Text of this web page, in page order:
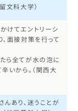
文科大学）
けてエントリーシ
、面接対策を行って
ら全てが水の泡に
いから。（関西大
んあり、迷うことが